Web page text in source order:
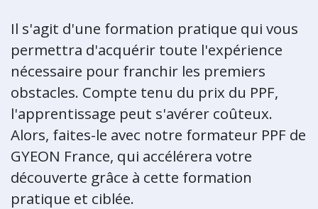
Il s'agit d'une formation pratique qui vous
permettra d'acquérir toute l'expérience
nécessaire pour franchir les premiers
obstacles. Compte tenu du prix du PPF,
l'apprentissage peut s'avérer coûteux.
Alors, faites-le avec notre formateur PPF de
GYEON France, qui accélérera votre
découverte grâce à cette formation
pratique et ciblée.